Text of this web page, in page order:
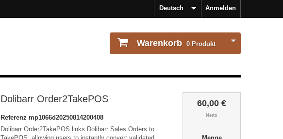
Anmelden
Deutsch
Warenkorb 0 Produkt
Dolibarr Order2TakePOS
Referenz mp1066d20250814200408
Dolibarr Order2TakePOS links Dolibarr Sales Orders to
60,00 €
Netto